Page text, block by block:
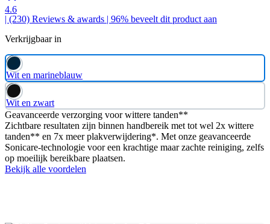
4.6
| (230) Reviews & awards | 96% beveelt dit product aan
Verkrijgbaar in
Wit en marineblauw
Wit en zwart
Geavanceerde verzorging voor wittere tanden**
Zichtbare resultaten zijn binnen handbereik met tot wel 2x wittere
tanden** en 7x meer plakverwijdering*. Met onze geavanceerde
Sonicare-technologie voor een krachtige maar zachte reiniging, zelfs
op moeilijk bereikbare plaatsen.
Bekijk alle voordelen